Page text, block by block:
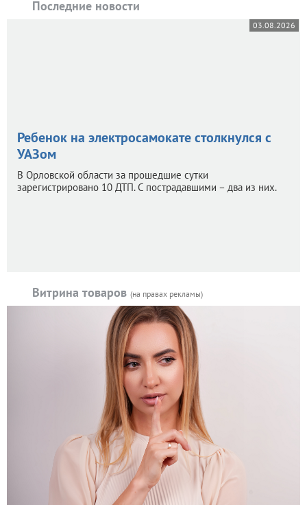
Последние новости
03.08.2026
Ребенок на электросамокате столкнулся с
УАЗом
В Орловской области за прошедшие сутки
зарегистрировано 10 ДТП. С пострадавшими – два из них.
Витрина товаров (на правах рекламы)